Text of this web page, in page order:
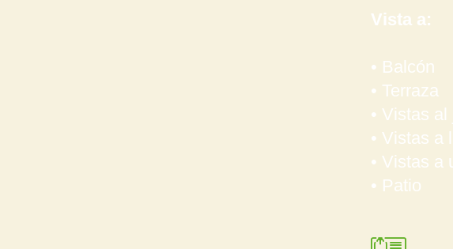
Vista a:
• Balcón
• Terraza
• Vistas al
• Vistas a
• Vistas a
• Patio